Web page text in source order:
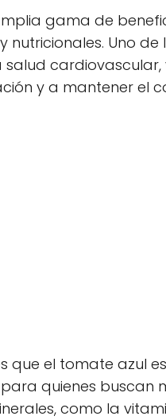
gama de
Uno de
cardiovascular,
y a mantener el
que el tomate azul
quienes buscan
como la